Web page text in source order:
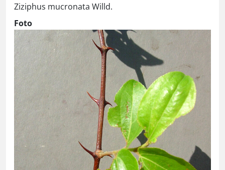
Ziziphus mucronata Willd.
Foto